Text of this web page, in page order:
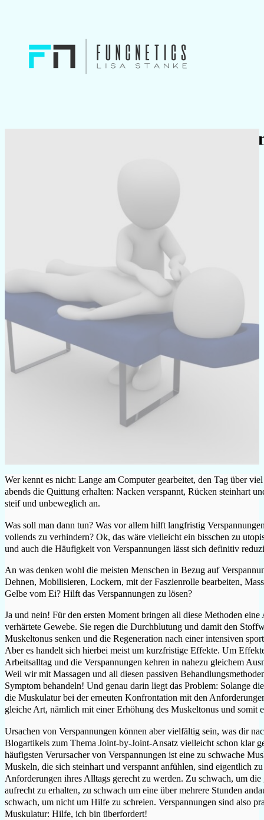
Verspannt? Da musst du auf
Wer kennt es nicht: Lange am Computer gearbeitet, den Tag über
abends die Quittung erhalten: Nacken verspannt, Rücken steinhart
steif und unbeweglich an.
Was soll man dann tun? Was vor allem hilft langfristig
vollends zu verhindern? Ok, das wäre vielleicht ein bisschen zu
und auch die Häufigkeit von Verspannungen lässt sich definitiv
An was denken wohl die meisten Menschen in Bezug auf
Dehnen, Mobilisieren, Lockern, mit der Faszienrolle bearbeiten,
Gelbe vom Ei? Hilft das Verspannungen zu lösen?
Ja und nein! Für den ersten Moment bringen all diese Methoden
verhärtete Gewebe. Sie regen die Durchblutung und damit den
Muskeltonus senken und die Regeneration nach einer intensiven
Aber es handelt sich hierbei meist um kurzfristige Effekte. Um
Arbeitsalltag und die Verspannungen kehren in nahezu gleichem
Weil wir mit Massagen und all diesen passiven
Symptom behandeln! Und genau darin liegt das Problem: Solange
die Muskulatur bei der erneuten Konfrontation mit den
gleiche Art, nämlich mit einer Erhöhung des Muskeltonus und somit
Ursachen von Verspannungen können aber vielfältig sein, was dir
Blogartikels zum Thema Joint-by-Joint-Ansatz vielleicht schon klar
häufigsten Verursacher von Verspannungen ist eine zu schwache
Muskeln, die sich steinhart und verspannt anfühlen, sind eigentlich
Anforderungen ihres Alltags gerecht zu werden. Zu schwach, um
aufrecht zu erhalten, zu schwach um eine über mehrere Stunden
schwach, um nicht um Hilfe zu schreien. Verspannungen sind also
Muskulatur: Hilfe, ich bin überfordert!